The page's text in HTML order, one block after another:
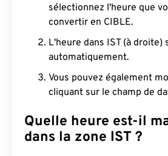
sélectionnez l'heure que
convertir en CIBLE.
L'heure dans IST (à droite)
automatiquement.
Vous pouvez également
cliquant sur le champ de
Quelle heure est-il
dans la zone IST ?